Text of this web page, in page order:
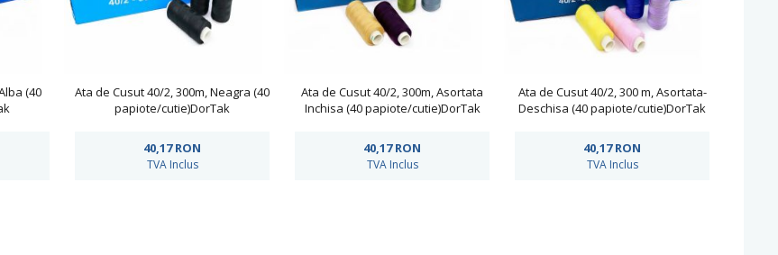
(40
Ata de Cusut 40/2, 300m, Neagra (40
papiote/cutie)DorTak
40,17RON
TVA Inclus
Ata de Cusut 40/2, 300m, Asortata
Inchisa (40 papiote/cutie)DorTak
40,17RON
TVA Inclus
Ata de Cusut 40/2, 300 m, Asortata-
Deschisa (40 papiote/cutie)DorTak
40,17RON
TVA Inclus